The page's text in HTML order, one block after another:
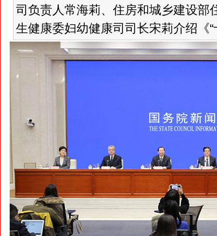
司负责人常海莉、住房和城乡建设部
生健康委妇幼健康司司长宋莉介绍《